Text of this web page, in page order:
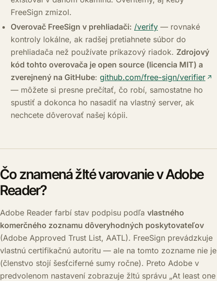
FreeSign zmizol.
Overovač FreeSign v prehliadači: /verify — rovnaké
kontroly lokálne, ak radšej pretiahnete súbor do
prehliadača než používate príkazový riadok. Zdrojový
kód tohto overovača je open source (licencia MIT) a
zverejnený na GitHube: github.com/free-sign/verifier
— môžete si presne prečítať, čo robí, samostatne ho
spustiť a dokonca ho nasadiť na vlastný server, ak
nechcete dôverovať našej kópii.
Čo znamená žlté varovanie v Adobe
Reader?
Adobe Reader farbí stav podpisu podľa vlastného
komerčného zoznamu dôveryhodných poskytovateľov
(Adobe Approved Trust List, AATL). FreeSign prevádzkuje
vlastnú certifikačnú autoritu — ale na tomto zozname nie je
(členstvo stojí šesťciferné sumy ročne). Preto Adobe v
predvolenom nastavení zobrazuje žltú správu „At least one